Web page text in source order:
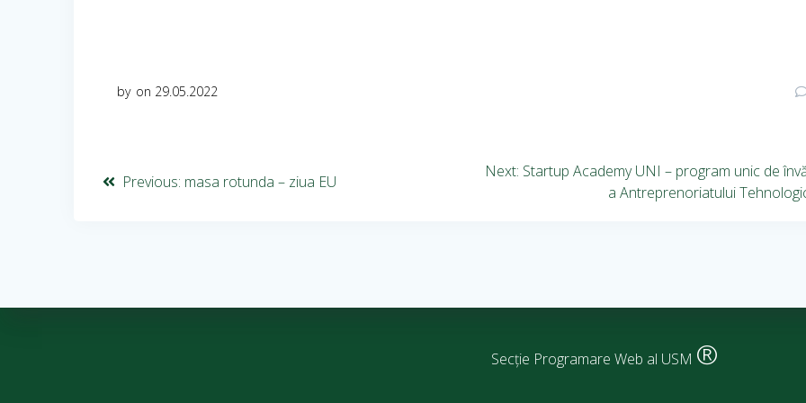
by on 29.05.2022
Previous: masa rotunda – ziua EU
Next: Startup Academy UNI – program unic de
a Antreprenoriatului
Secție Programare Web al USM ®